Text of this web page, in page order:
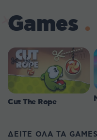
Games
Cut The Rope
ΔΕΙΤΕ ΟΛΑ ΤΑ GAMES